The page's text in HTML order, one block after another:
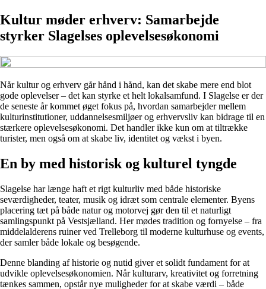
Kultur møder erhverv: Samarbejde
styrker Slagelses oplevelsesøkonomi
Når kultur og erhverv går hånd i hånd, kan det skabe mere end blot
gode oplevelser – det kan styrke et helt lokalsamfund. I Slagelse er der
de seneste år kommet øget fokus på, hvordan samarbejder mellem
kulturinstitutioner, uddannelsesmiljøer og erhvervsliv kan bidrage til en
stærkere oplevelsesøkonomi. Det handler ikke kun om at tiltrække
turister, men også om at skabe liv, identitet og vækst i byen.
En by med historisk og kulturel tyngde
Slagelse har længe haft et rigt kulturliv med både historiske
seværdigheder, teater, musik og idræt som centrale elementer. Byens
placering tæt på både natur og motorvej gør den til et naturligt
samlingspunkt på Vestsjælland. Her mødes tradition og fornyelse – fra
middelalderens ruiner ved Trelleborg til moderne kulturhuse og events,
der samler både lokale og besøgende.
Denne blanding af historie og nutid giver et solidt fundament for at
udvikle oplevelsesøkonomien. Når kulturarv, kreativitet og forretning
tænkes sammen, opstår nye muligheder for at skabe værdi – både